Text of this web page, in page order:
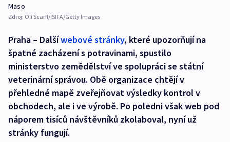
Maso
Zdroj: Oli Scarff/ISIFA/Getty Images
Praha – Dalšíwebové stránky, které upozorňují na
špatné zacházení s potravinami, spustilo
ministerstvo zemědělství ve spolupráci se státní
veterinární správou. Obě organizace chtějí v
přehledné mapě zveřejňovat výsledky kontrol v
obchodech, ale i ve výrobě. Po poledni však web pod
náporem tisíců návštěvníků zkolaboval, nyní už
stránky fungují.